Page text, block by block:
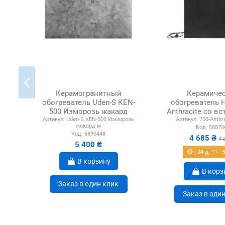
Керамогранитный
обогреватель Uden-S КЕN-
500 Изморозь жакард
мраморный
Артикул: Uden-S КЕN-500 Изморозь
жакард м
Код: 5890448
5 400 ₴
В корзину
Заказ в один клик
обогреватель
Anthracite со
Артикул: 700-
Код:
4 685 ₴ 4
24 д. 11 :
В
Заказ в